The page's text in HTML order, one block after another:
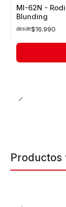
MI-62N -
Blunding
desde$16.990
Productos